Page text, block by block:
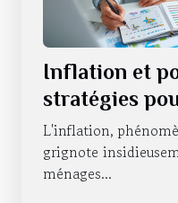
Inflation et
stratégies
portefeuille
d'incertitude
L'inflation,
grignote
ménages...